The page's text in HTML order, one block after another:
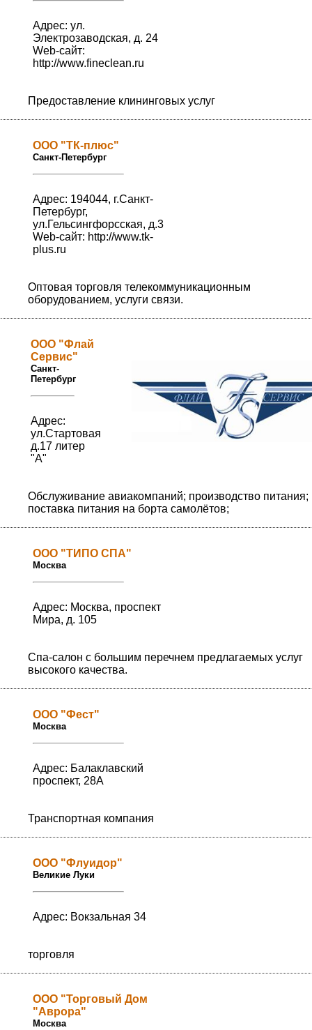
Адрес: ул.
Электрозаводская, д. 24
Web-сайт:
http://www.fineclean.ru
Предоставление клининговых услуг
ООО "ТК-плюс"
Санкт-Петербург
Адрес: 194044, г.Санкт-
Петербург,
ул.Гельсингфорсская, д.3
Web-сайт: http://www.tk-
plus.ru
Оптовая торговля телекоммуникационным
оборудованием, услуги связи.
ООО "Флай
Сервис"
Санкт-
Петербург
Адрес:
ул.Стартовая
д.17 литер
"А"
Обслуживание авиакомпаний; производство питания;
поставка питания на борта самолётов;
ООО "ТИПО СПА"
Москва
Адрес: Москва, проспект
Мира, д. 105
Спа-салон с большим перечнем предлагаемых услуг
высокого качества.
ООО "Фeст"
Москва
Адрес: Балаклавский
проспект, 28А
Транспортная компания
ООО "Флуидор"
Великие Луки
Адрес: Вокзальная 34
торговля
ООО "Торговый Дом
"Аврора"
Москва